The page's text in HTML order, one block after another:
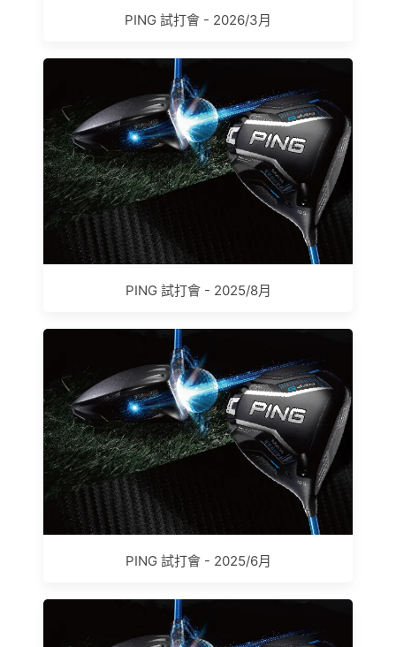
PING 試打會 - 2026/3月
PING 試打會 - 2025/8月
PING 試打會 - 2025/6月